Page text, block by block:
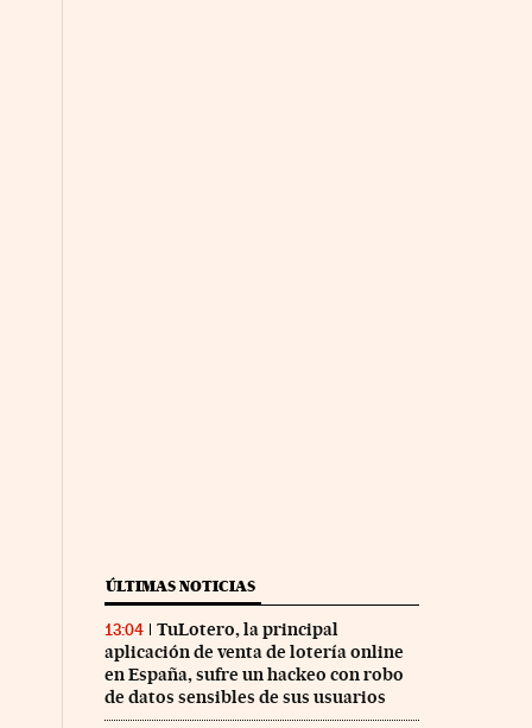
ÚLTIMAS NOTICIAS
13:04
TuLotero, la principal
aplicación de venta de lotería online
en España, sufre un hackeo con robo
de datos sensibles de sus usuarios